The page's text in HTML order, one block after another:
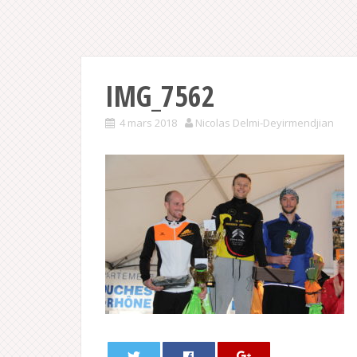
IMG_7562
4 mars 2018 Nicolas Delmi-Deyirmendjian